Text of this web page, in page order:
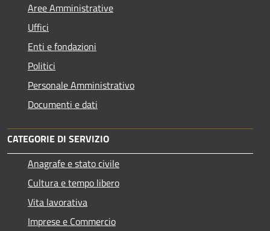
Aree Amministrative
Uffici
Enti e fondazioni
Politici
Personale Amministrativo
Documenti e dati
CATEGORIE DI SERVIZIO
Anagrafe e stato civile
Cultura e tempo libero
Vita lavorativa
Imprese e Commercio